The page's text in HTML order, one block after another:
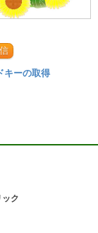
キーの取得
ク